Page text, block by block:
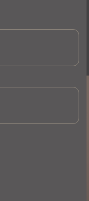
қарай
құны
және
қараудан кейін
үшін
күтім курсынан